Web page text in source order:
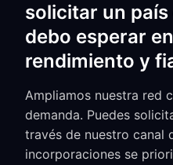
solicitar un
debo esperar
rendimiento y
Ampliamos nuestra red
demanda. Puedes
través de nuestro canal
incorporaciones se